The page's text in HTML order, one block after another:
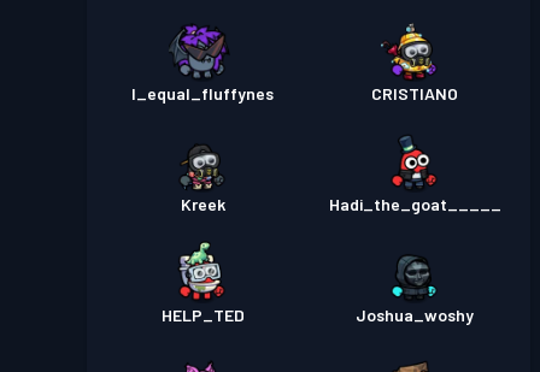
I_equal_fluffynes CRISTIANO
Kreek Hadi_the_goat_____
HELP_TED Joshua_woshy